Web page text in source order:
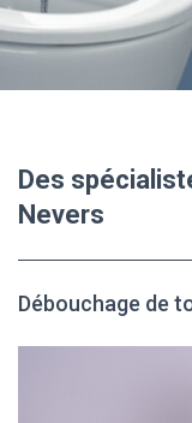
Des
Nevers
Débouchage de